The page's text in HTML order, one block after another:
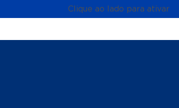
Clique ao lado para ativar